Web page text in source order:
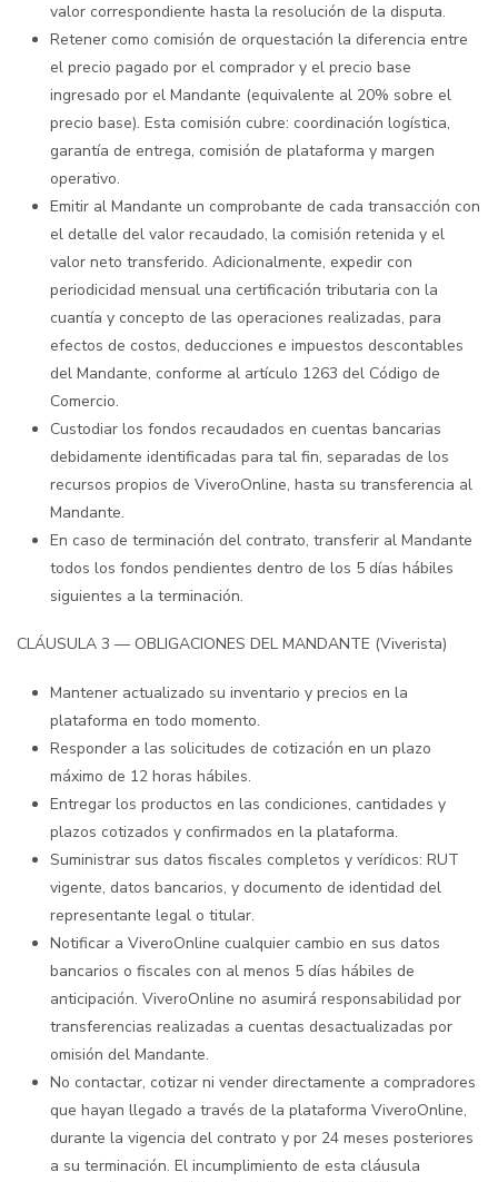
valor correspondiente hasta la resolución de la disputa.
Retener como comisión de orquestación la diferencia entre
el precio pagado por el comprador y el precio base
ingresado por el Mandante (equivalente al 20% sobre el
precio base). Esta comisión cubre: coordinación logística,
garantía de entrega, comisión de plataforma y margen
operativo.
Emitir al Mandante un comprobante de cada transacción con
el detalle del valor recaudado, la comisión retenida y el
valor neto transferido. Adicionalmente, expedir con
periodicidad mensual una certificación tributaria con la
cuantía y concepto de las operaciones realizadas, para
efectos de costos, deducciones e impuestos descontables
del Mandante, conforme al artículo 1263 del Código de
Comercio.
Custodiar los fondos recaudados en cuentas bancarias
debidamente identificadas para tal fin, separadas de los
recursos propios de ViveroOnline, hasta su transferencia al
Mandante.
En caso de terminación del contrato, transferir al Mandante
todos los fondos pendientes dentro de los 5 días hábiles
siguientes a la terminación.
CLÁUSULA 3 — OBLIGACIONES DEL MANDANTE (Viverista)
Mantener actualizado su inventario y precios en la
plataforma en todo momento.
Responder a las solicitudes de cotización en un plazo
máximo de 12 horas hábiles.
Entregar los productos en las condiciones, cantidades y
plazos cotizados y confirmados en la plataforma.
Suministrar sus datos fiscales completos y verídicos: RUT
vigente, datos bancarios, y documento de identidad del
representante legal o titular.
Notificar a ViveroOnline cualquier cambio en sus datos
bancarios o fiscales con al menos 5 días hábiles de
anticipación. ViveroOnline no asumirá responsabilidad por
transferencias realizadas a cuentas desactualizadas por
omisión del Mandante.
No contactar, cotizar ni vender directamente a compradores
que hayan llegado a través de la plataforma ViveroOnline,
durante la vigencia del contrato y por 24 meses posteriores
a su terminación. El incumplimiento de esta cláusula